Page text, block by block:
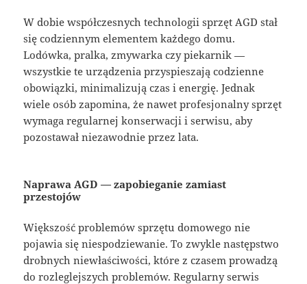
W dobie współczesnych technologii sprzęt AGD stał
się codziennym elementem każdego domu.
Lodówka, pralka, zmywarka czy piekarnik —
wszystkie te urządzenia przyspieszają codzienne
obowiązki, minimalizują czas i energię. Jednak
wiele osób zapomina, że nawet profesjonalny sprzęt
wymaga regularnej konserwacji i serwisu, aby
pozostawał niezawodnie przez lata.
Naprawa AGD — zapobieganie zamiast
przestojów
Większość problemów sprzętu domowego nie
pojawia się niespodziewanie. To zwykle następstwo
drobnych niewłaściwości, które z czasem prowadzą
do rozleglejszych problemów. Regularny serwis